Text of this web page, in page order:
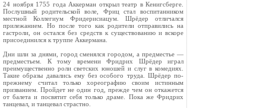
24 ноября 1755 года Аккерман открыл театр в Кенигсберге.
Послушный родительской воле, Фриц стал воспитанником
местной Коллегиум Фридерисиацум. Шрёдер отличался
прилежанием. Но после того как родители отправились на
гастроли, он остался без средств к существованию и вскоре
присоединился к труппе Аккермана.
Дни шли за днями, город сменялся городом, а предместье —
предместьем. К тому времени Фридрих Шрёдер играл
преимущественно роли светских юношей и слуг в комедиях.
Такие образы давались ему без особого труда. Шрёдер по-
прежнему считал только хореографию своим истинным
призванием. Пройдет не один год, прежде чем он откажется
от балета и посвятит себя только драме. Пока же Фридрих
танцевал, и танцевал страстно.